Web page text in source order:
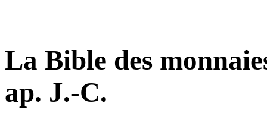
La Bible des
ap. J.-C.